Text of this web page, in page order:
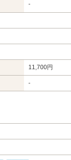
-
11,700円
-